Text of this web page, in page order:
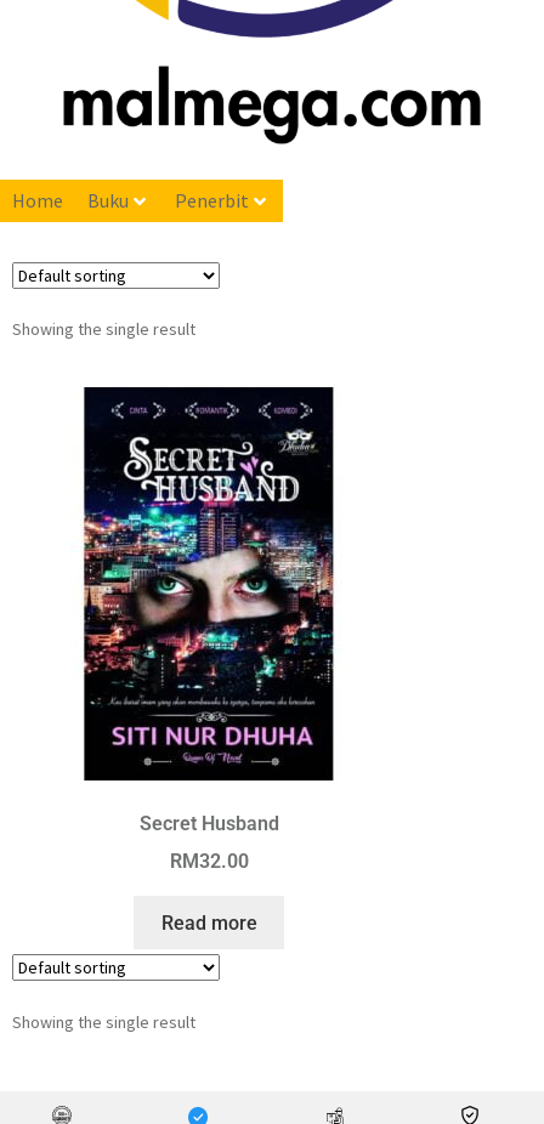
Home Buku Penerbit
Showing the single result
Secret Husband
RM32.00
Read more
Showing the single result